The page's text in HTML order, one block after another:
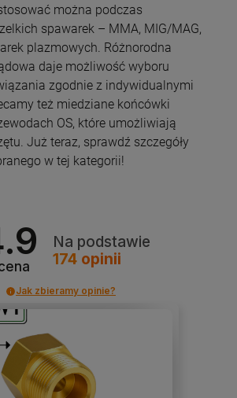
można podczas
spawarek – MMA, MIG/MAG,
plazmowych. Różnorodna
daje możliwość wyboru
zgodnie z indywidualnymi
też miedziane końcówki
OS, które umożliwiają
Już teraz, sprawdź szczegóły
w tej kategorii!
Na podstawie
174opinii
Jak zbieramy opinie?